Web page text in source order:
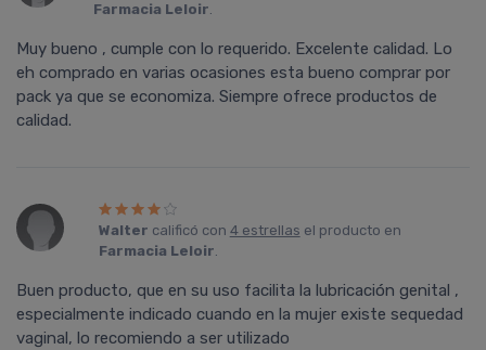
Farmacia Leloir.
Muy bueno , cumple con lo requerido. Excelente calidad. Lo
eh comprado en varias ocasiones esta bueno comprar por
pack ya que se economiza. Siempre ofrece productos de
calidad.
Walter calificó con 4 estrellas el producto en
Farmacia Leloir.
Buen producto, que en su uso facilita la lubricación genital ,
especialmente indicado cuando en la mujer existe sequedad
vaginal, lo recomiendo a ser utilizado